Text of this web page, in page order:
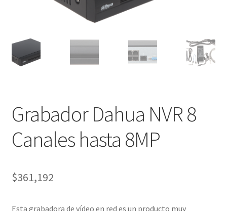
Refund Request Form
Ver mensajes del pedido
Tienda
Grabador Dahua NVR 8
Canales hasta 8MP
$361,192
Esta grabadora de vídeo en red es un producto muy